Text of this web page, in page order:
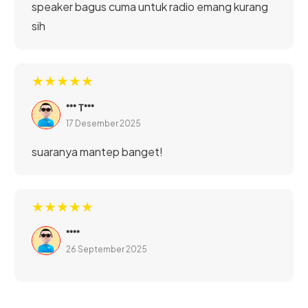
speaker bagus cuma untuk radio emang kurang
sih
★★★★★
*** T***
17 Desember 2025
suaranya mantep banget!
★★★★★
****
26 September 2025